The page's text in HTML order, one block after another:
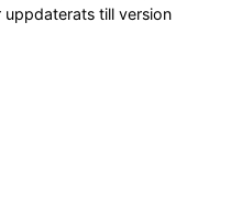
till version